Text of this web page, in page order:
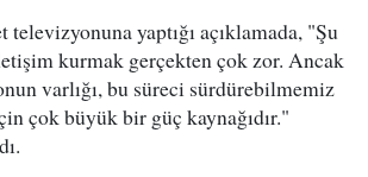
televizyonuna yaptığı açıklamada, "Şu
kurmak gerçekten çok zor. Ancak
varlığı, bu süreci sürdürebilmemiz
çok büyük bir güç kaynağıdır."